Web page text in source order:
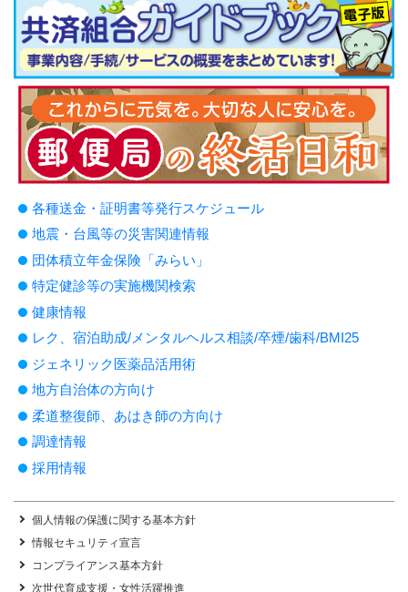
各種送金・証明書等発行スケジュール
地震・台風等の災害関連情報
団体積立年金保険「みらい」
特定健診等の実施機関検索
健康情報
レク、宿泊助成/メンタルヘルス相談/卒煙/歯科/BMI25
ジェネリック医薬品活用術
地方自治体の方向け
柔道整復師、あはき師の方向け
調達情報
採用情報
個人情報の保護に関する基本方針
情報セキュリティ宣言
コンプライアンス基本方針
次世代育成支援・女性活躍推進